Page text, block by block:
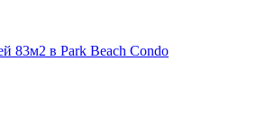
83м2 в Park Beach Condo